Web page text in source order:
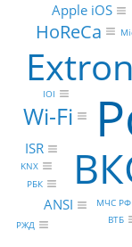
Wi-Fi
HoReCa
Apple iOS
ISR
ANSI МЧС РФ
KNX
IOI
РБК
РЖД ВТБ